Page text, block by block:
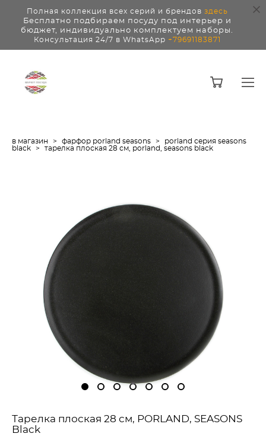
Полная коллекция всех серий и брендов здесь
Бесплатно подбираем посуду под интерьер и
бюджет, индивидуально комплектуем наборы.
Консультация 24/7 в WhatsApp +79691183871
в магазин > фарфор porland seasons >
porland серия seasons
black
> тарелка плоская 28 см, porland, seasons black
Тарелка плоская 28 см, PORLAND, SEASONS
Black